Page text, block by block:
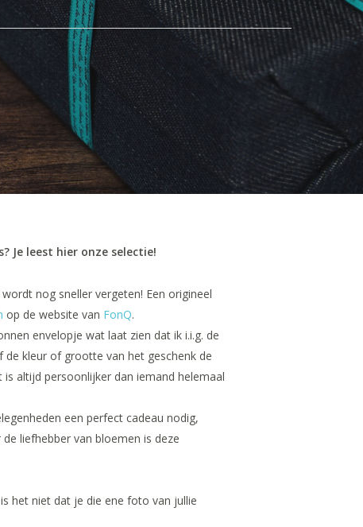
Je leest hier onze selectie!
nog sneller vergeten! Een origineel
op de website van FonQ.
envelopje wat laat zien dat ik i.i.g. de
kleur of grootte van het geschenk de
altijd persoonlijker dan iemand helemaal
een perfect cadeau nodig,
liefhebber van bloemen is deze
het niet dat je die ene foto van jullie